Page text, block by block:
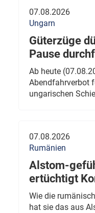
07.08.2026
Ungarn
Güterzüge
Pause
Ab heute
Abendfahrverbot
ungarischen
07.08.2026
Rumänien
Alstom-
ertüchtigt
Wie die
hat sie das aus